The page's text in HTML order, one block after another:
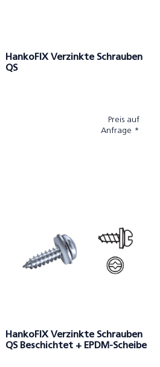
HankoFIX Verzinkte Schrauben
QS
Preis auf
Anfrage *
HankoFIX Verzinkte Schrauben
QS Beschichtet + EPDM-Scheibe